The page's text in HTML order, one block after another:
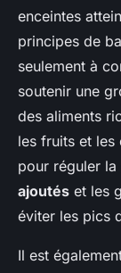
enceintes
principes de
seulement à
soutenir une
des aliments
les fruits et les
pour réguler
ajoutés et les
éviter les pics
Il est